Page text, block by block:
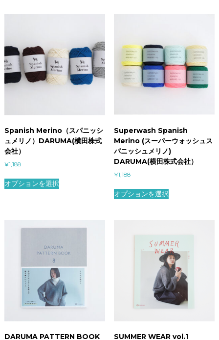
Spanish Merino（スパニッシ
ュメリノ）DARUMA(横田株式
会社）
¥1,188
オプションを選択
Superwash Spanish
Merino (スーパーウォッシュス
パニッシュメリノ)
DARUMA(横田株式会社）
¥1,188
オプションを選択
DARUMA PATTERN BOOK SUMMER WEAR vol.1